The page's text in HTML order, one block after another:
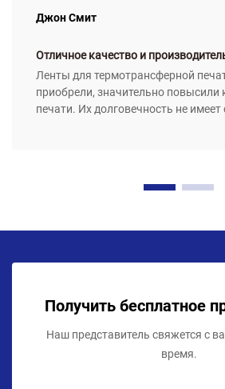
Джон Смит
Отличное качество и
Ленты для термотрансферной
приобрели, значительно повысили
печати. Их долговечность не
Получить бесплатное
Наш представитель свяжется с
время.